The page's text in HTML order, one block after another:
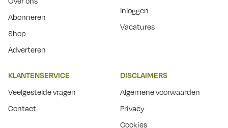
Abonneren
Shop
Adverteren
Inloggen
Vacatures
KLANTENSERVICE
Veelgestelde vragen
Contact
DISCLAIMERS
Algemene voorwaarden
Privacy
Cookies